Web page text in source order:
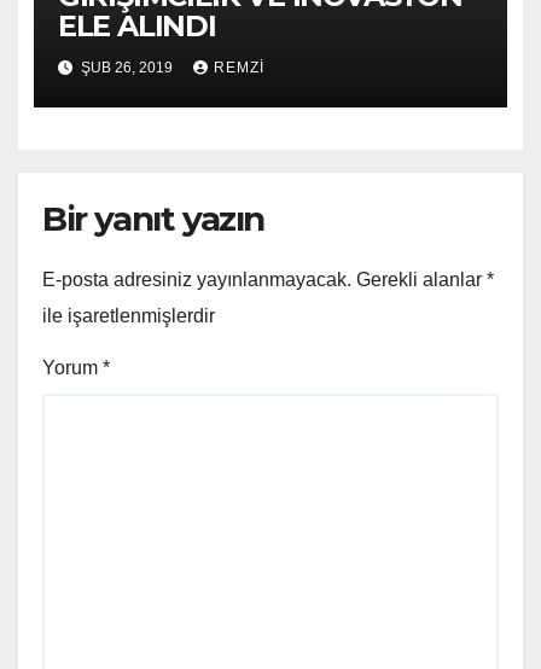
ELE ALINDI
ŞUB 26, 2019 REMZI
Bir yanıt yazın
E-posta adresiniz yayınlanmayacak. Gerekli alanlar *
ile işaretlenmişlerdir
Yorum *